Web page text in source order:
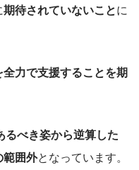
期待されていないことに
力で支援することを期
べき姿から逆算した
範囲外となっています。